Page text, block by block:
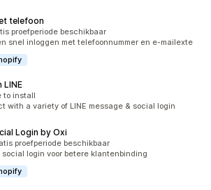
telefoon
totaal
proefperiode beschikbaar
snel inloggen met telefoonnummer en e-mailexte
LINE
totaal
to install
with a variety of LINE message & social login
Login by Oxi
totaal
proefperiode beschikbaar
login voor betere klantenbinding